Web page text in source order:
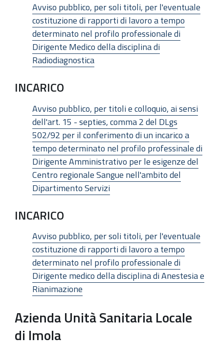
Avviso pubblico, per soli titoli, per l'eventuale
costituzione di rapporti di lavoro a tempo
determinato nel profilo professionale di
Dirigente Medico della disciplina di
Radiodiagnostica
INCARICO
Avviso pubblico, per titoli e colloquio, ai sensi
dell'art. 15 - septies, comma 2 del DLgs
502/92 per il conferimento di un incarico a
tempo determinato nel profilo professinale di
Dirigente Amministrativo per le esigenze del
Centro regionale Sangue nell'ambito del
Dipartimento Servizi
INCARICO
Avviso pubblico, per soli titoli, per l'eventuale
costituzione di rapporti di lavoro a tempo
determinato nel profilo professionale di
Dirigente medico della disciplina di Anestesia e
Rianimazione
Azienda Unità Sanitaria Locale
di Imola